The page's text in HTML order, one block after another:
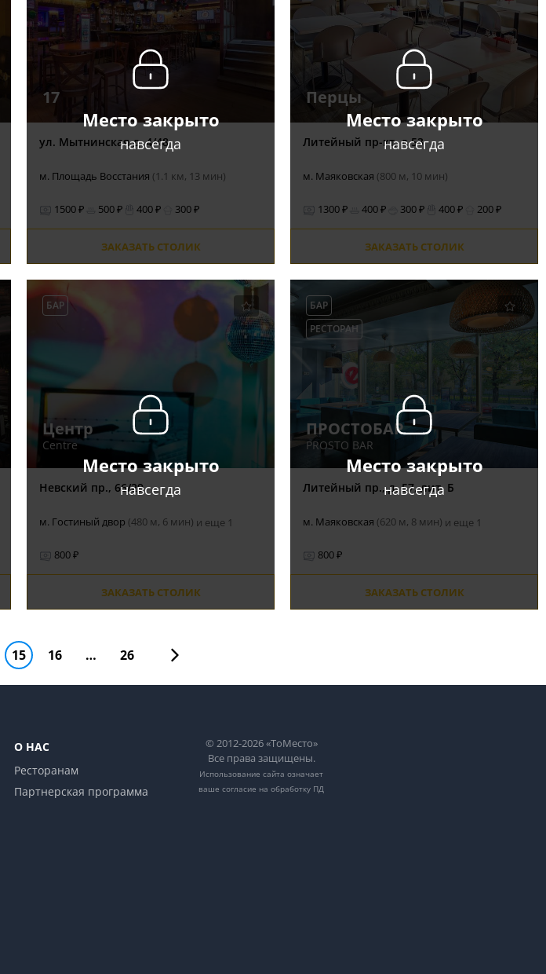
Место закрыто
навсегда
17
ул. Мытнинская д. 4/48
м. Площадь Восстания (1.1 км, 13 мин)
1500 ₽ 500 ₽ 400 ₽ 300 ₽
ЗАКАЗАТЬ СТОЛИК
Место закрыто
навсегда
Перцы
Литейный пр-кт, д.53
м. Маяковская (800 м, 10 мин)
1300 ₽ 400 ₽ 300 ₽ 400 ₽ 200 ₽
ЗАКАЗАТЬ СТОЛИК
Место закрыто
навсегда
БАР
Центр
Centre
Невский пр., 66/29
м. Гостиный двор (480 м, 6 мин) и еще 1
800 ₽
ЗАКАЗАТЬ СТОЛИК
Место закрыто
навсегда
БАР
РЕСТОРАН
ПРОСТОБАР
PROSTO BAR
Литейный пр., д. 57, лит. Б
м. Маяковская (620 м, 8 мин) и еще 1
800 ₽
ЗАКАЗАТЬ СТОЛИК
15 16 … 26
О НАС
Ресторанам
Партнерская программа
© 2012-2026 «ТоМесто»
Все права защищены.
Использование сайта означает
ваше согласие на обработку ПД